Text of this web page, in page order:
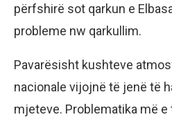
përfshirë sot qarkun e
probleme nw qarkullim.
Pavarësisht kushteve
nacionale vijojnë të jenë të
mjeteve. Problematika më